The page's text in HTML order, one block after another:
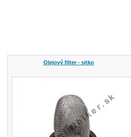
Olejový filter - sitko